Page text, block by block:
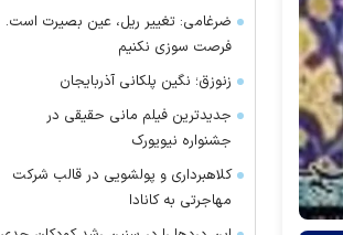
ضرغامی: تغییر ریل، عین بصیرت است.
فرصت سوزی نکنیم
زنوزق؛ نگین پلکانی آذربایجان
جدیدترین فیلم مانی حقیقی در
جشنواره نیویورک
کلاهبرداری و پولشویی در قالب شرکت
مهاجرتی به کانادا